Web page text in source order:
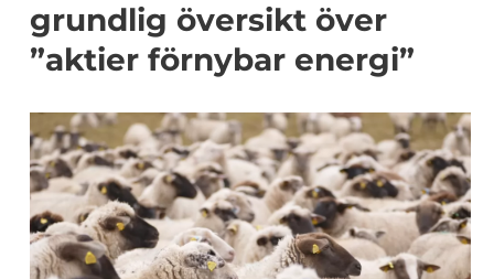
grundlig översikt över
”aktier förnybar energi”